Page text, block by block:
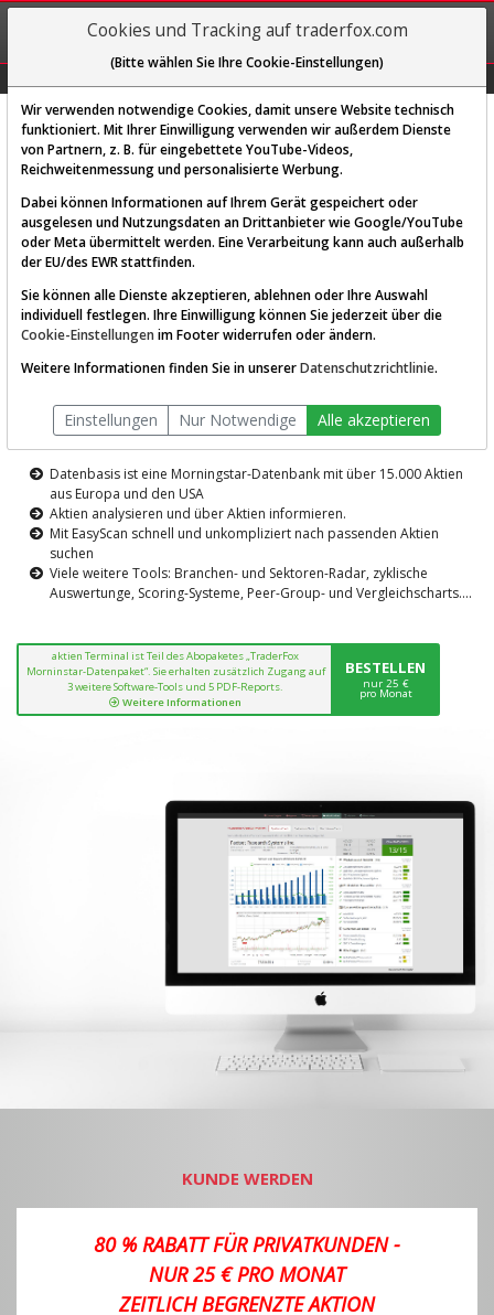
REGIS-
TRIEREN
Diese Funktion ist nur für
AKTIEN-TERMINAL
Die Aktienanalyse-Plattform von
TraderFox
Datenbasis ist eine Morningstar-Datenbank mit über 15.000 Aktien
aus Europa und den USA
Aktien analysieren und über Aktien informieren.
Mit EasyScan schnell und unkompliziert nach passenden Aktien
suchen
Viele weitere Tools: Branchen- und Sektoren-Radar, zyklische
Auswertunge, Scoring-Systeme, Peer-Group- und Vergleichscharts....
aktien Terminal ist Teil des Abopaketes „TraderFox
Morninstar-Datenpaket“. Sie erhalten zusätzlich Zugang auf
3 weitere Software-Tools und 5 PDF-Reports.
Weitere Informationen
BESTELLEN
nur 25 €
pro Monat
KUNDE WERDEN
80 % RABATT FÜR PRIVATKUNDEN -
NUR 25 € PRO MONAT
ZEITLICH BEGRENZTE AKTION
Cookies und Tracking auf traderfox.com
(Bitte wählen Sie Ihre Cookie-Einstellungen)
Wir verwenden notwendige Cookies, damit unsere Website technisch
funktioniert. Mit Ihrer Einwilligung verwenden wir außerdem Dienste
von Partnern, z. B. für eingebettete YouTube-Videos,
Reichweitenmessung und personalisierte Werbung.
Dabei können Informationen auf Ihrem Gerät gespeichert oder
ausgelesen und Nutzungsdaten an Drittanbieter wie Google/YouTube
oder Meta übermittelt werden. Eine Verarbeitung kann auch außerhalb
der EU/des EWR stattfinden.
Sie können alle Dienste akzeptieren, ablehnen oder Ihre Auswahl
individuell festlegen. Ihre Einwilligung können Sie jederzeit über die
Cookie-Einstellungen im Footer widerrufen oder ändern.
Weitere Informationen finden Sie in unsererDatenschutzrichtlinie.
Einstellungen Nur Notwendige Alle akzeptieren